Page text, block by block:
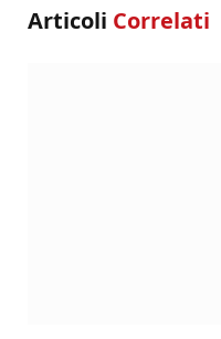
Articoli Correlati